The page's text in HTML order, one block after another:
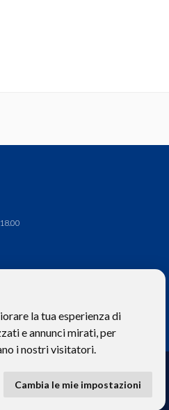
la tua esperienza di
e annunci mirati, per
i nostri visitatori.
Cambia le mie impostazioni